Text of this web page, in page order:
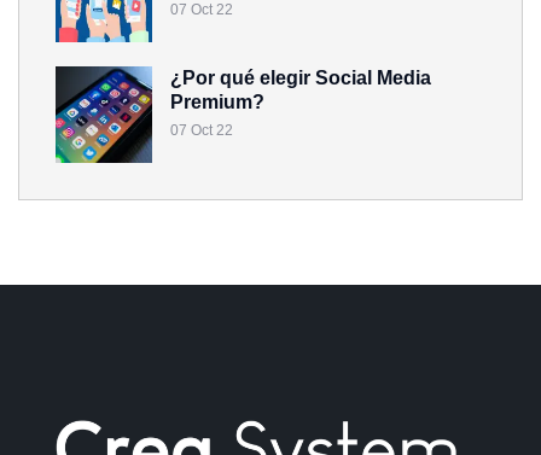
07 Oct 22
¿Por qué elegir Social Media
Premium?
07 Oct 22